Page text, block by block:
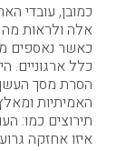
כמובן, עובדי
אלה ולראות מה
כאשר נאספים
כלל ארגוניים.
הסרת מסך העשן
האמיתיות
תירוצים כמו:
איזו אחזקה